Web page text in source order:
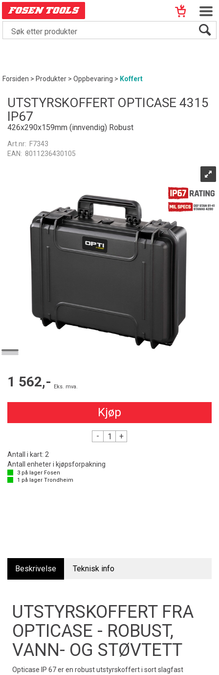
Forsiden>Produkter>Oppbevaring> Koffert
UTSTYRSKOFFERT OPTICASE 4315
IP67
426x290x159mm (innvendig) Robust
Art.nr: F7343
EAN: 8011236430105
1 562,- Eks. mva.
Kjøp
- +
Antall i kart: 2
Antall enheter i kjøpsforpakning
3 på lager Fosen
1 på lager Trondheim
Beskrivelse Teknisk info
UTSTYRSKOFFERT FRA
OPTICASE - ROBUST,
VANN- OG STØVTETT
Opticase IP 67 er en robust utstyrskoffert i sort slagfast